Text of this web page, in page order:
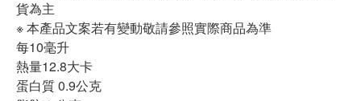
貨為主
※ 本產品文案若有變動敬請參照實際商品為準
每10毫升
熱量12.8大卡
蛋白質 0.9公克